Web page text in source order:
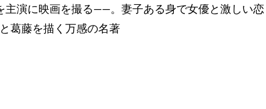
主演に映画を撮る――。妻子ある身で女優と激しい恋
葛藤を描く万感の名著